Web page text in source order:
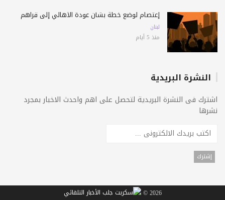
إعتصام لوضع خطة بشأن عودة الأهالي إلى قراهم
لبنان
منذ 5 أيام
النشرة البريدية
اشترك فى النشرة البريدية لتحصل على اهم واحدث الاخبار بمجرد
نشرها
2026 ©